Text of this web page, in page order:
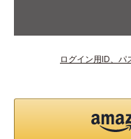
ログイン用ID、パ